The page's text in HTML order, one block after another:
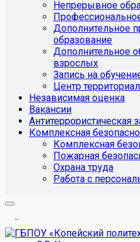
Непрерывное
Дополнительное
образование
Дополнительное
взрослых
Запись на
Центр
Независимая оценка
Вакансии
Антитеррористическая
Комплексная
Комплексная
Пожарная
Охрана труда
Работа с
...